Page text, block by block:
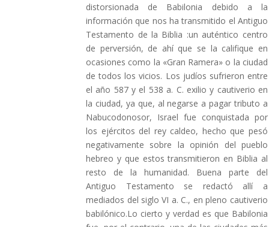
distorsionada de Babilonia debido a la
información que nos ha transmitido el Antiguo
Testamento de la Biblia :un auténtico centro
de perversión, de ahí que se la califique en
ocasiones como la «Gran Ramera» o la ciudad
de todos los vicios. Los judíos sufrieron entre
el año 587 y el 538 a. C. exilio y cautiverio en
la ciudad, ya que, al negarse a pagar tributo a
Nabucodonosor, Israel fue conquistada por
los ejércitos del rey caldeo, hecho que pesó
negativamente sobre la opinión del pueblo
hebreo y que estos transmitieron en Biblia al
resto de la humanidad. Buena parte del
Antiguo Testamento se redactó allí a
mediados del siglo VI a. C., en pleno cautiverio
babilónico.Lo cierto y verdad es que Babilonia